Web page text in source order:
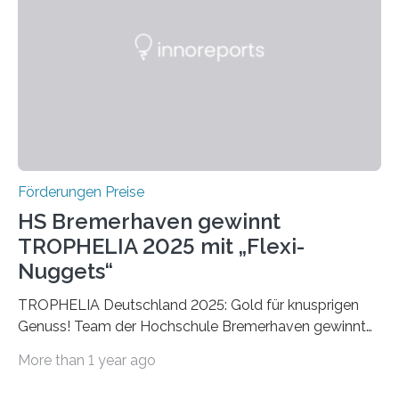
Foundation, des BIAL Award in Biomedicine ist in
Förderungen Preise
HS Bremerhaven gewinnt
TROPHELIA 2025 mit „Flexi-
Nuggets“
TROPHELIA Deutschland 2025: Gold für knusprigen
Genuss! Team der Hochschule Bremerhaven gewinnt
ECOTROPHELIAMit der Produktidee “Flexi-Nuggets”
More than 1 year ago